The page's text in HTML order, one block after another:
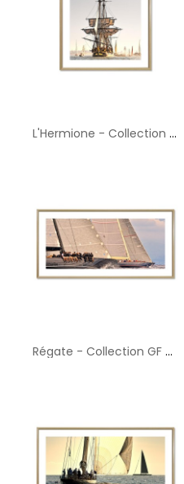
L'Hermione - Collection GF Cohen
Régate - Collection GF Cohen